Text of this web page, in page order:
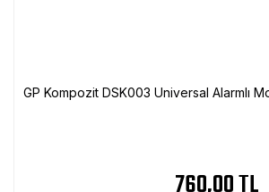
GP Kompozit DSK003 Universal Alarmlı